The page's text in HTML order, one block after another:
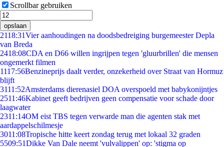
Scrollbar gebruiken
opslaan
2118:31Vier aanhoudingen na doodsbedreiging burgemeester Depla
van Breda
2418:08CDA en D66 willen ingrijpen tegen 'gluurbrillen' die mensen
ongemerkt filmen
1117:56Benzineprijs daalt verder, onzekerheid over Straat van Hormuz
blijft
3111:52Amsterdams dierenasiel DOA overspoeld met babykonijntjes
2511:46Kabinet geeft bedrijven geen compensatie voor schade door
laagwater
2311:14OM eist TBS tegen verwarde man die agenten stak met
aardappelschilmesje
3011:08Tropische hitte keert zondag terug met lokaal 32 graden
5509:51Dikke Van Dale neemt 'vulvalippen' op: 'stigma op